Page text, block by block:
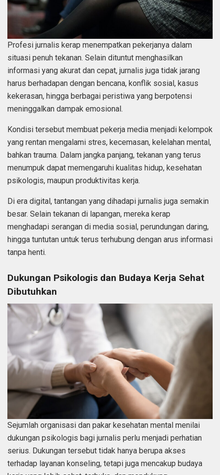
Profesi jurnalis kerap menempatkan pekerjanya dalam
situasi penuh tekanan. Selain dituntut menghasilkan
informasi yang akurat dan cepat, jurnalis juga tidak jarang
harus berhadapan dengan bencana, konflik sosial, kasus
kekerasan, hingga berbagai peristiwa yang berpotensi
meninggalkan dampak emosional.
Kondisi tersebut membuat pekerja media menjadi kelompok
yang rentan mengalami stres, kecemasan, kelelahan mental,
bahkan trauma. Dalam jangka panjang, tekanan yang terus
menumpuk dapat memengaruhi kualitas hidup, kesehatan
psikologis, maupun produktivitas kerja.
Di era digital, tantangan yang dihadapi jurnalis juga semakin
besar. Selain tekanan di lapangan, mereka kerap
menghadapi serangan di media sosial, perundungan daring,
hingga tuntutan untuk terus terhubung dengan arus informasi
tanpa henti.
Dukungan Psikologis dan Budaya Kerja Sehat
Dibutuhkan
Sejumlah organisasi dan pakar kesehatan mental menilai
dukungan psikologis bagi jurnalis perlu menjadi perhatian
serius. Dukungan tersebut tidak hanya berupa akses
terhadap layanan konseling, tetapi juga mencakup budaya